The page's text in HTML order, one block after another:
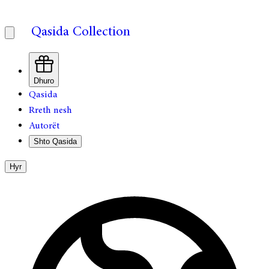
Qasida Collection
Dhuro
Qasida
Rreth nesh
Autorët
Shto Qasida
Hyr